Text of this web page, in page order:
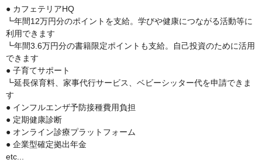
● カフェテリアHQ
┗年間12万円分のポイントを支給。学びや健康につながる活動等に
利用できます
┗年間3.6万円分の書籍限定ポイントも支給。自己投資のために活用
できます
● 子育てサポート
┗延長保育料、家事代行サービス、ベビーシッター代を申請できま
す
● インフルエンザ予防接種費用負担
● 定期健康診断
● オンライン診療プラットフォーム
● 企業型確定拠出年金
etc...